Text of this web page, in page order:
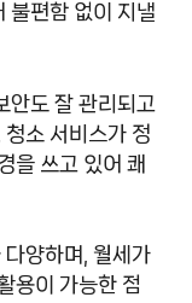
불편함 없이 지낼
도 잘 관리되고
소 서비스가 정
을 쓰고 있어 쾌
양하며, 월세가
용이 가능한 점